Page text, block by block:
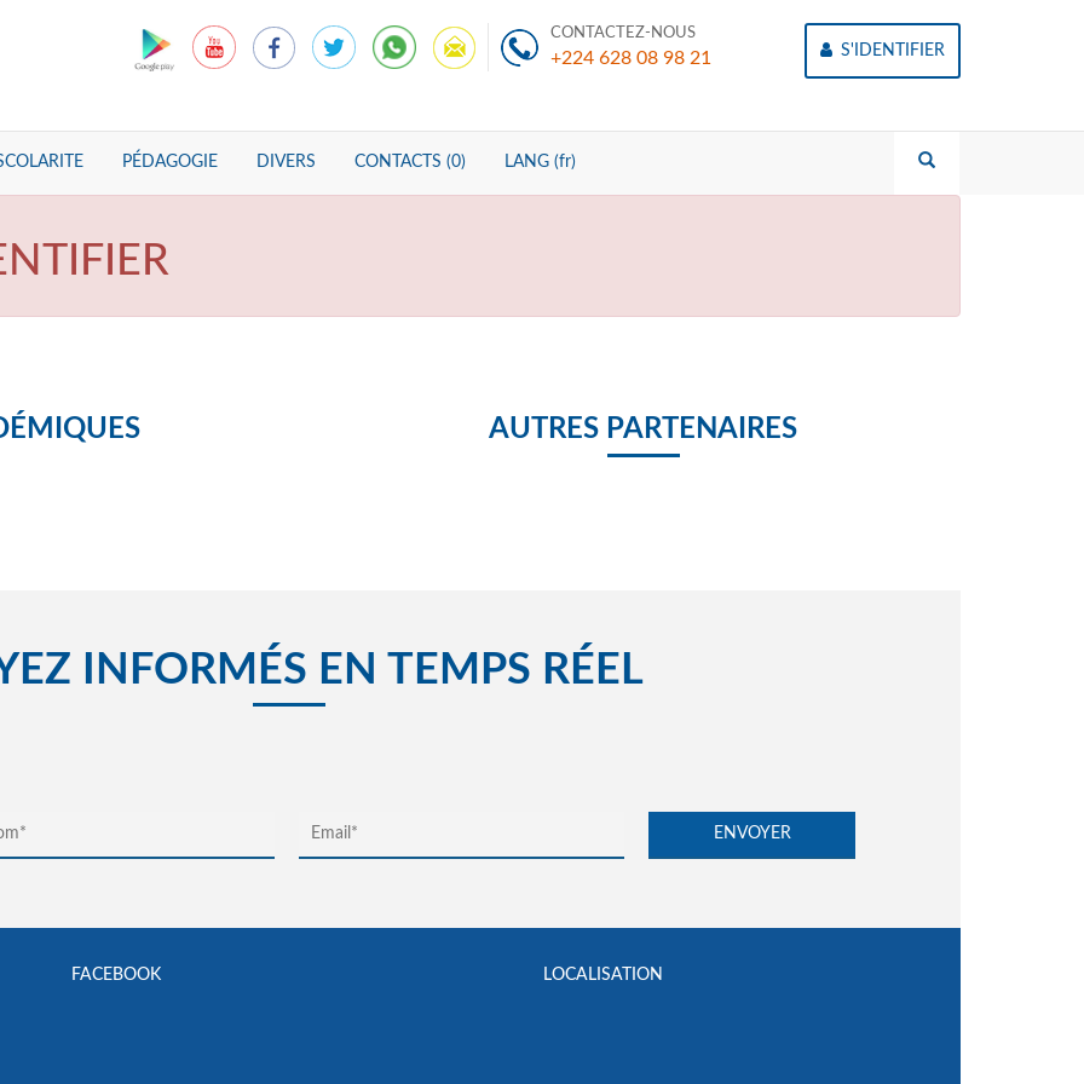
CONTACTEZ-NOUS
+224 628 08 98 21 S'IDENTIFIER
PÉDAGOGIE DIVERS CONTACTS (0) LANG (fr)
AUTRES PARTENAIRES
INFORMÉS EN TEMPS RÉEL
FACEBOOK LOCALISATION